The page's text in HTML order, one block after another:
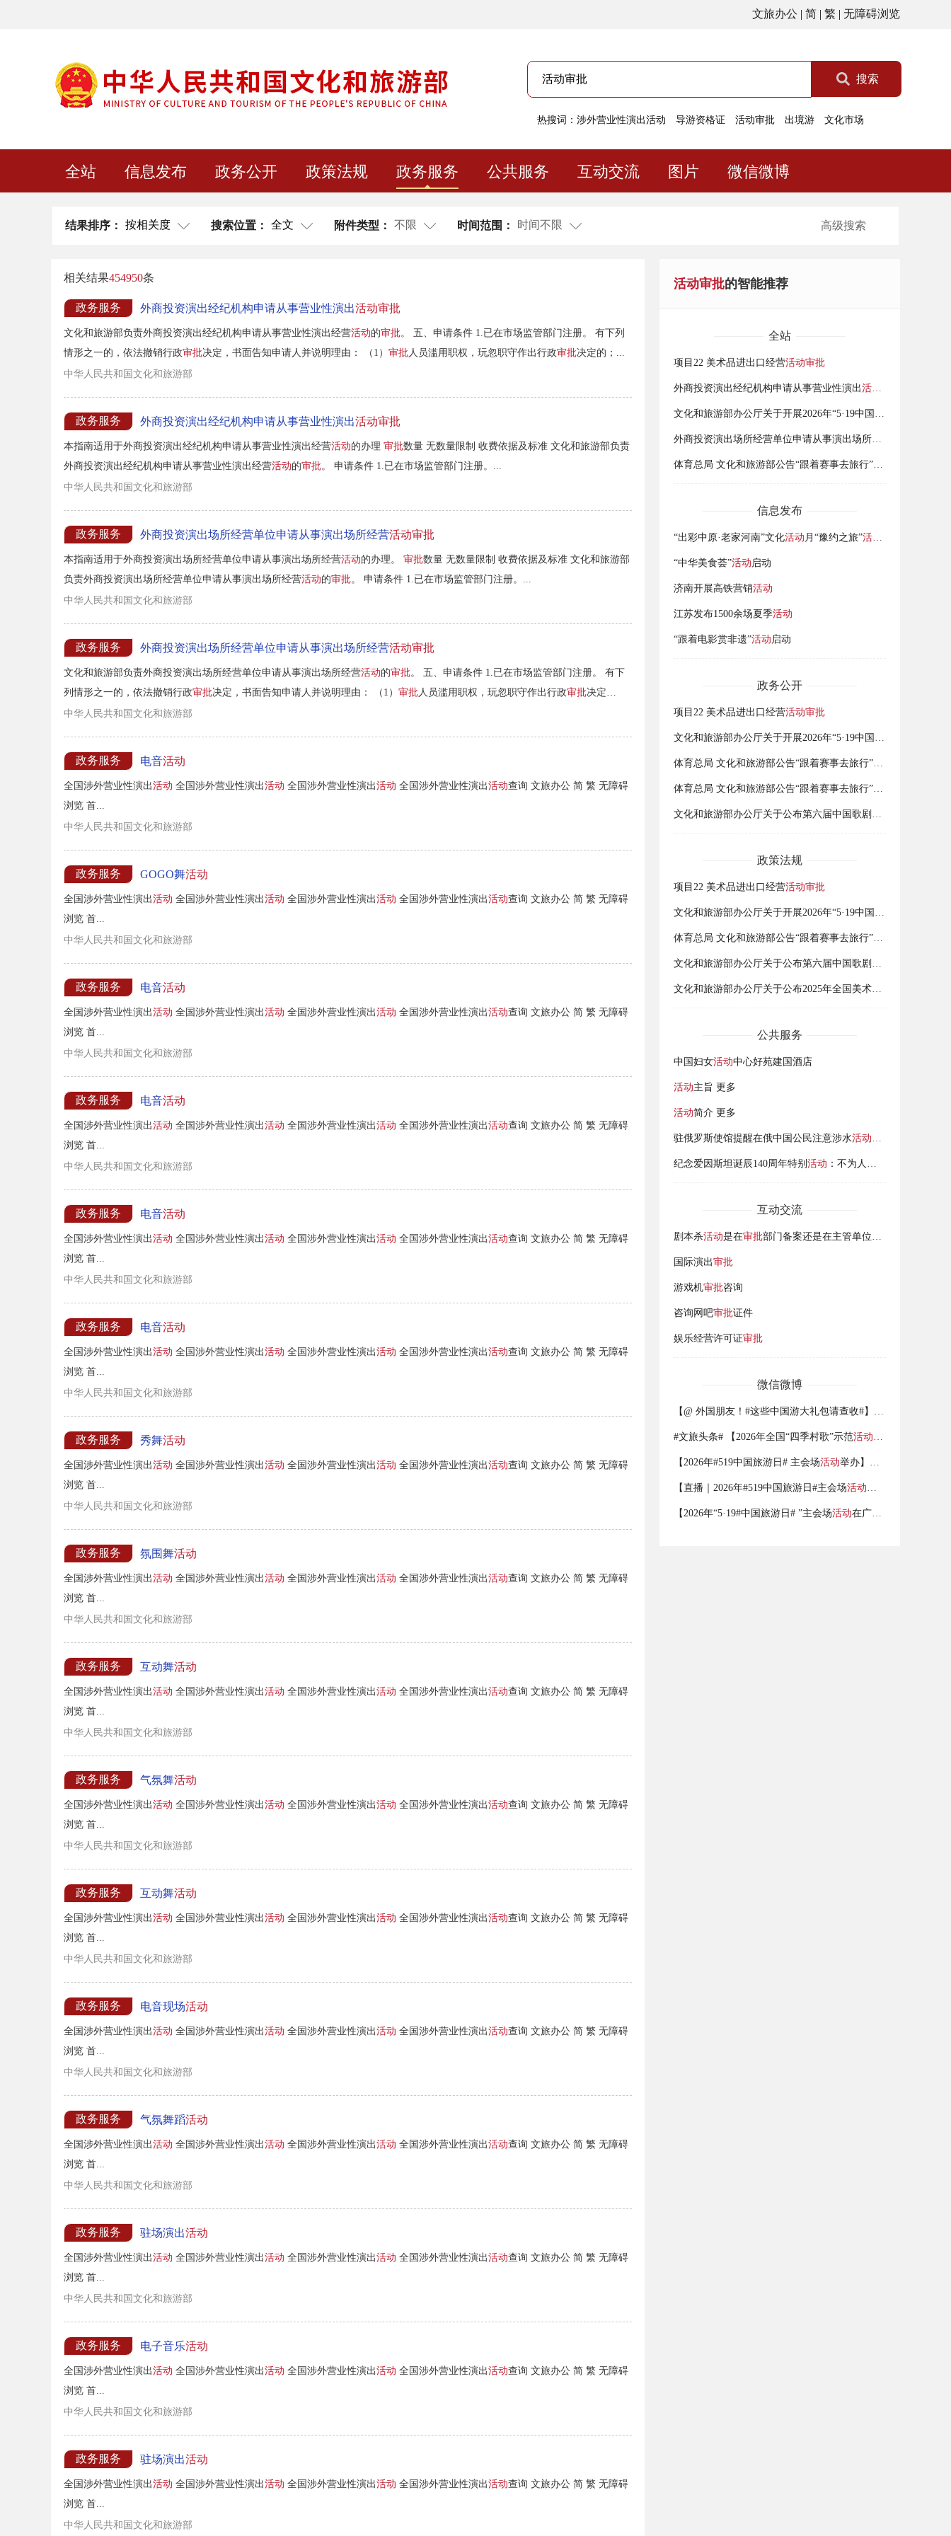
文旅办公 | 简 | 繁 | 无障碍浏览
搜索
热搜词： 涉外营业性演出活动 导游资格证 活动审批 出境游 文化市场
全站 信息发布 政务公开 政策法规 政务服务 公共服务 互动交流 图片 微信微博
结果排序： 按相关度 搜索位置： 全文 附件类型： 不限 时间范围： 时间不限 高级搜索
相关结果454950条
政务服务 外商投资演出经纪机构申请从事营业性演出活动审批
文化和旅游部负责外商投资演出经纪机构申请从事营业性演出经营活动的审批。 五、申请条件 1.已在市场监管部门注册。 有下列
情形之一的，依法撤销行政审批决定，书面告知申请人并说明理由： （1） 审批人员滥用职权，玩忽职守作出行政审批决定的；...
中华人民共和国文化和旅游部
政务服务 外商投资演出经纪机构申请从事营业性演出活动审批
本指南适用于外商投资演出经纪机构申请从事营业性演出经营活动的办理 审批数量 无数量限制 收费依据及标准 文化和旅游部负责
外商投资演出经纪机构申请从事营业性演出经营活动的审批。 申请条件 1.已在市场监管部门注册。...
中华人民共和国文化和旅游部
政务服务 外商投资演出场所经营单位申请从事演出场所经营活动审批
本指南适用于外商投资演出场所经营单位申请从事演出场所经营活动的办理。 审批数量 无数量限制 收费依据及标准 文化和旅游部
负责外商投资演出场所经营单位申请从事演出场所经营活动的审批。 申请条件 1.已在市场监管部门注册。...
中华人民共和国文化和旅游部
政务服务 外商投资演出场所经营单位申请从事演出场所经营活动审批
文化和旅游部负责外商投资演出场所经营单位申请从事演出场所经营活动的审批。 五、申请条件 1.已在市场监管部门注册。 有下
列情形之一的，依法撤销行政审批决定，书面告知申请人并说明理由： （1） 审批人员滥用职权，玩忽职守作出行政审批决定
的；...
中华人民共和国文化和旅游部
政务服务 电音活动
全国涉外营业性演出活动 全国涉外营业性演出活动 全国涉外营业性演出活动 全国涉外营业性演出活动查询 文旅办公 简 繁 无障碍
浏览 首...
中华人民共和国文化和旅游部
政务服务 GOGO舞活动
全国涉外营业性演出活动 全国涉外营业性演出活动 全国涉外营业性演出活动 全国涉外营业性演出活动查询 文旅办公 简 繁 无障碍
浏览 首...
中华人民共和国文化和旅游部
政务服务 电音活动
全国涉外营业性演出活动 全国涉外营业性演出活动 全国涉外营业性演出活动 全国涉外营业性演出活动查询 文旅办公 简 繁 无障碍
浏览 首...
中华人民共和国文化和旅游部
政务服务 电音活动
全国涉外营业性演出活动 全国涉外营业性演出活动 全国涉外营业性演出活动 全国涉外营业性演出活动查询 文旅办公 简 繁 无障碍
浏览 首...
中华人民共和国文化和旅游部
政务服务 电音活动
全国涉外营业性演出活动 全国涉外营业性演出活动 全国涉外营业性演出活动 全国涉外营业性演出活动查询 文旅办公 简 繁 无障碍
浏览 首...
中华人民共和国文化和旅游部
政务服务 电音活动
全国涉外营业性演出活动 全国涉外营业性演出活动 全国涉外营业性演出活动 全国涉外营业性演出活动查询 文旅办公 简 繁 无障碍
浏览 首...
中华人民共和国文化和旅游部
政务服务 秀舞活动
全国涉外营业性演出活动 全国涉外营业性演出活动 全国涉外营业性演出活动 全国涉外营业性演出活动查询 文旅办公 简 繁 无障碍
浏览 首...
中华人民共和国文化和旅游部
政务服务 氛围舞活动
全国涉外营业性演出活动 全国涉外营业性演出活动 全国涉外营业性演出活动 全国涉外营业性演出活动查询 文旅办公 简 繁 无障碍
浏览 首...
中华人民共和国文化和旅游部
政务服务 互动舞活动
全国涉外营业性演出活动 全国涉外营业性演出活动 全国涉外营业性演出活动 全国涉外营业性演出活动查询 文旅办公 简 繁 无障碍
浏览 首...
中华人民共和国文化和旅游部
政务服务 气氛舞活动
全国涉外营业性演出活动 全国涉外营业性演出活动 全国涉外营业性演出活动 全国涉外营业性演出活动查询 文旅办公 简 繁 无障碍
浏览 首...
中华人民共和国文化和旅游部
政务服务 互动舞活动
全国涉外营业性演出活动 全国涉外营业性演出活动 全国涉外营业性演出活动 全国涉外营业性演出活动查询 文旅办公 简 繁 无障碍
浏览 首...
中华人民共和国文化和旅游部
政务服务 电音现场活动
全国涉外营业性演出活动 全国涉外营业性演出活动 全国涉外营业性演出活动 全国涉外营业性演出活动查询 文旅办公 简 繁 无障碍
浏览 首...
中华人民共和国文化和旅游部
政务服务 气氛舞蹈活动
全国涉外营业性演出活动 全国涉外营业性演出活动 全国涉外营业性演出活动 全国涉外营业性演出活动查询 文旅办公 简 繁 无障碍
浏览 首...
中华人民共和国文化和旅游部
政务服务 驻场演出活动
全国涉外营业性演出活动 全国涉外营业性演出活动 全国涉外营业性演出活动 全国涉外营业性演出活动查询 文旅办公 简 繁 无障碍
浏览 首...
中华人民共和国文化和旅游部
政务服务 电子音乐活动
全国涉外营业性演出活动 全国涉外营业性演出活动 全国涉外营业性演出活动 全国涉外营业性演出活动查询 文旅办公 简 繁 无障碍
浏览 首...
中华人民共和国文化和旅游部
政务服务 驻场演出活动
全国涉外营业性演出活动 全国涉外营业性演出活动 全国涉外营业性演出活动 全国涉外营业性演出活动查询 文旅办公 简 繁 无障碍
浏览 首...
中华人民共和国文化和旅游部
活动审批的智能推荐
全站
项目22 美术品进出口经营活动审批
外商投资演出经纪机构申请从事营业性演出活动审批
文化和旅游部办公厅关于开展2026年“5·19中国旅游日”
外商投资演出场所经营单位申请从事演出场所经营
体育总局 文化和旅游部公告“跟着赛事去旅行”2026暑期全国青少年赛事
信息发布
“出彩中原·老家河南”文化活动 月“豫约之旅”活动
“中华美食荟”活动 启动
济南开展高铁营销活动
江苏发布1500余场夏季活动
“跟着电影赏非遗”活动 启动
政务公开
项目22 美术品进出口经营活动审批
文化和旅游部办公厅关于开展2026年“5·19中国旅游日”
体育总局 文化和旅游部公告“跟着赛事去旅行”2026暑期全国青少年赛事
体育总局 文化和旅游部公告“跟着赛事去旅行”2026暑期全国青少年赛事
文化和旅游部办公厅关于公布第六届中国歌剧节参演剧目和研修
政策法规
项目22 美术品进出口经营活动审批
文化和旅游部办公厅关于开展2026年“5·19中国旅游日”
体育总局 文化和旅游部公告“跟着赛事去旅行”2026暑期全国青少年赛事
文化和旅游部办公厅关于公布第六届中国歌剧节参演剧目和研修
文化和旅游部办公厅关于公布2025年全国美术馆馆藏精品展出季
公共服务
中国妇女活动中心好苑建国酒店
活动主旨 更多
活动简介 更多
驻俄罗斯使馆提醒在俄中国公民注意涉水活动安全
纪念爱因斯坦诞辰140周年特别 活动 ：不为人知的爱因斯坦
互动交流
剧本杀活动是在审批部门备案还是在主管单位文旅广电局备案呢
国际演出审批
游戏机审批咨询
咨询网吧审批证件
娱乐经营许可证审批
微信微博
【@ 外国朋友！#这些中国游大礼包请查收#】#优化涉外营业性演出
#文旅头条# 【2026年全国“四季村歌”示范活动暨第二十三届西
【2026年#519中国旅游日# 主会场活动举办】今年#中国旅游日#
【直播｜2026年#519中国旅游日#主会场活动启动仪式】5月19
【2026年“5·19#中国旅游日# ”主会场活动在广东广州举行】5月19日，2026年“5·19中国旅游日”主会场